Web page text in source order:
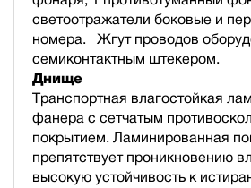
светоотражатели боковые и
номера. Жгут проводов
семиконтактным штекером.
Днище
Транспортная влагостойкая
фанера с сетчатым
покрытием. Ламинированная
препятствует проникновению
высокую устойчивость к